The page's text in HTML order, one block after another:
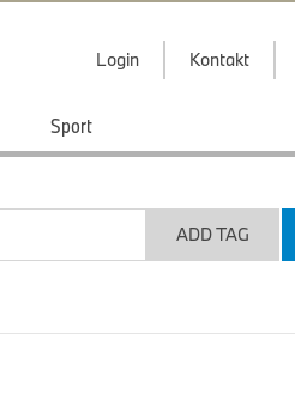
Login Kontakt
Sport
ADD TAG